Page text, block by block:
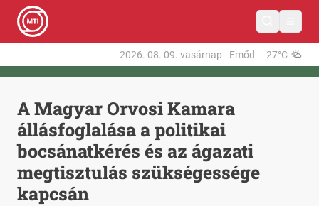
2026. 08. 09. vasárnap - Emőd 27°C
A Magyar Orvosi Kamara
állásfoglalása a politikai
bocsánatkérés és az ágazati
megtisztulás szükségessége
kapcsán